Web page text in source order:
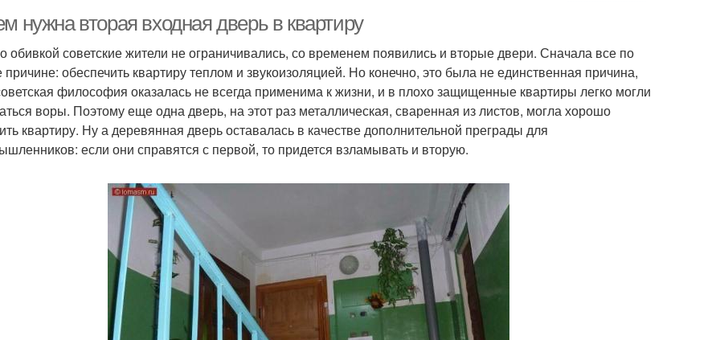
с коробкой Дверь с учетом
Дверь для
максимальной
шумоизоляции
Шумоизоляции в
квартире
Двери для
Дверь для
Двери для квартиры
Шумоизолирующая
дверь
Двери в интернет-
магазине
Наполнители для
входных дверей
нужна вторая входная дверь в квартиру
обивкой советские жители не ограничивались, со временем появились и вторые двери. Сначала все по
причине: обеспечить квартиру теплом и звукоизоляцией. Но конечно, это была не единственная причина,
философия оказалась не всегда применима к жизни, и в плохо защищенные квартиры легко могли
воры. Поэтому еще одна дверь, на этот раз металлическая, сваренная из листов, могла хорошо
квартиру. Ну а деревянная дверь оставалась в качестве дополнительной преграды для
если они справятся с первой, то придется взламывать и вторую.